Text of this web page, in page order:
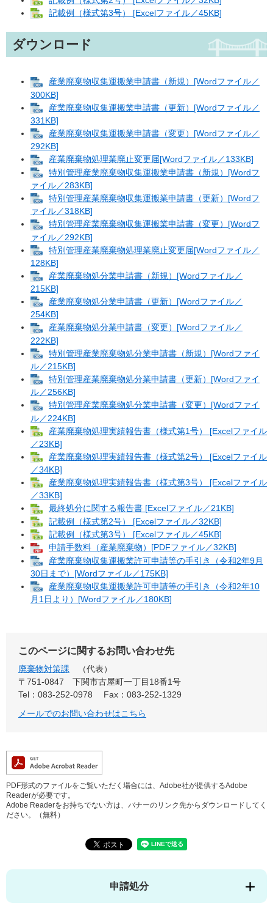
記載例（様式第3号） [Excelファイル／45KB]
ダウンロード
産業廃棄物収集運搬業申請書（新規）[Wordファイル／
300KB]
産業廃棄物収集運搬業申請書（更新）[Wordファイル／
331KB]
産業廃棄物収集運搬業申請書（変更）[Wordファイル／
292KB]
産業廃棄物処理業廃止変更届[Wordファイル／133KB]
特別管理産業廃棄物収集運搬業申請書（新規）[Wordフ
ァイル／283KB]
特別管理産業廃棄物収集運搬業申請書（更新）[Wordフ
ァイル／318KB]
特別管理産業廃棄物収集運搬業申請書（変更）[Wordフ
ァイル／292KB]
特別管理産業廃棄物処理業廃止変更届[Wordファイル／
128KB]
産業廃棄物処分業申請書（新規）[Wordファイル／
215KB]
産業廃棄物処分業申請書（更新）[Wordファイル／
254KB]
産業廃棄物処分業申請書（変更）[Wordファイル／
222KB]
特別管理産業廃棄物処分業申請書（新規）[Wordファイ
ル／215KB]
特別管理産業廃棄物処分業申請書（更新）[Wordファイ
ル／256KB]
特別管理産業廃棄物処分業申請書（変更）[Wordファイ
ル／224KB]
産業廃棄物処理実績報告書（様式第1号） [Excelファイル
／23KB]
産業廃棄物処理実績報告書（様式第2号） [Excelファイル
／34KB]
産業廃棄物処理実績報告書（様式第3号） [Excelファイル
／33KB]
最終処分に関する報告書 [Excelファイル／21KB]
記載例（様式第2号） [Excelファイル／32KB]
記載例（様式第3号） [Excelファイル／45KB]
申請手数料（産業廃棄物）[PDFファイル／32KB]
産業廃棄物収集運搬業許可申請等の手引き（令和2年9月
30日まで）[Wordファイル／175KB]
産業廃棄物収集運搬業許可申請等の手引き（令和2年10
月1日より）[Wordファイル／180KB]
このページに関するお問い合わせ先
廃棄物対策課
代表
〒751-0847
下関市古屋町一丁目18番1号
Tel：083-252-0978
Fax：083-252-1329
メールでのお問い合わせはこちら
PDF形式のファイルをご覧いただく場合には、Adobe社が提供するAdobe
Readerが必要です。
Adobe Readerをお持ちでない方は、バナーのリンク先からダウンロードしてく
ださい。（無料）
申請処分